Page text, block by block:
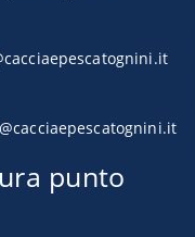
punto